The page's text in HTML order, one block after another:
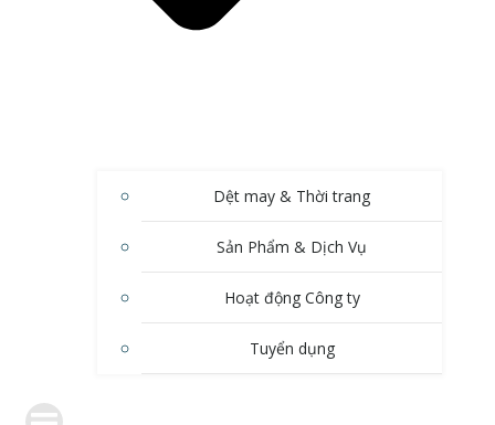
Dệt may & Thời trang
Sản Phẩm & Dịch Vụ
Hoạt động Công ty
Tuyển dụng